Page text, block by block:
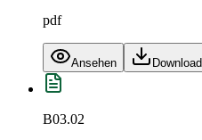
pdf
Ansehen Download
B03.02